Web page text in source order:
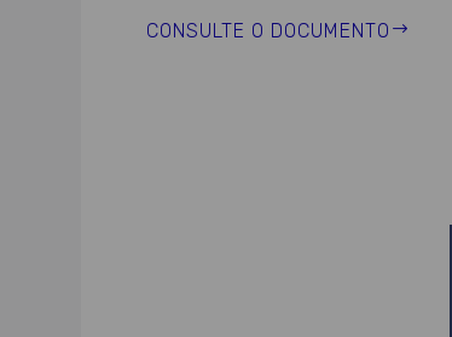
CONSULTE O DOCUMENTO